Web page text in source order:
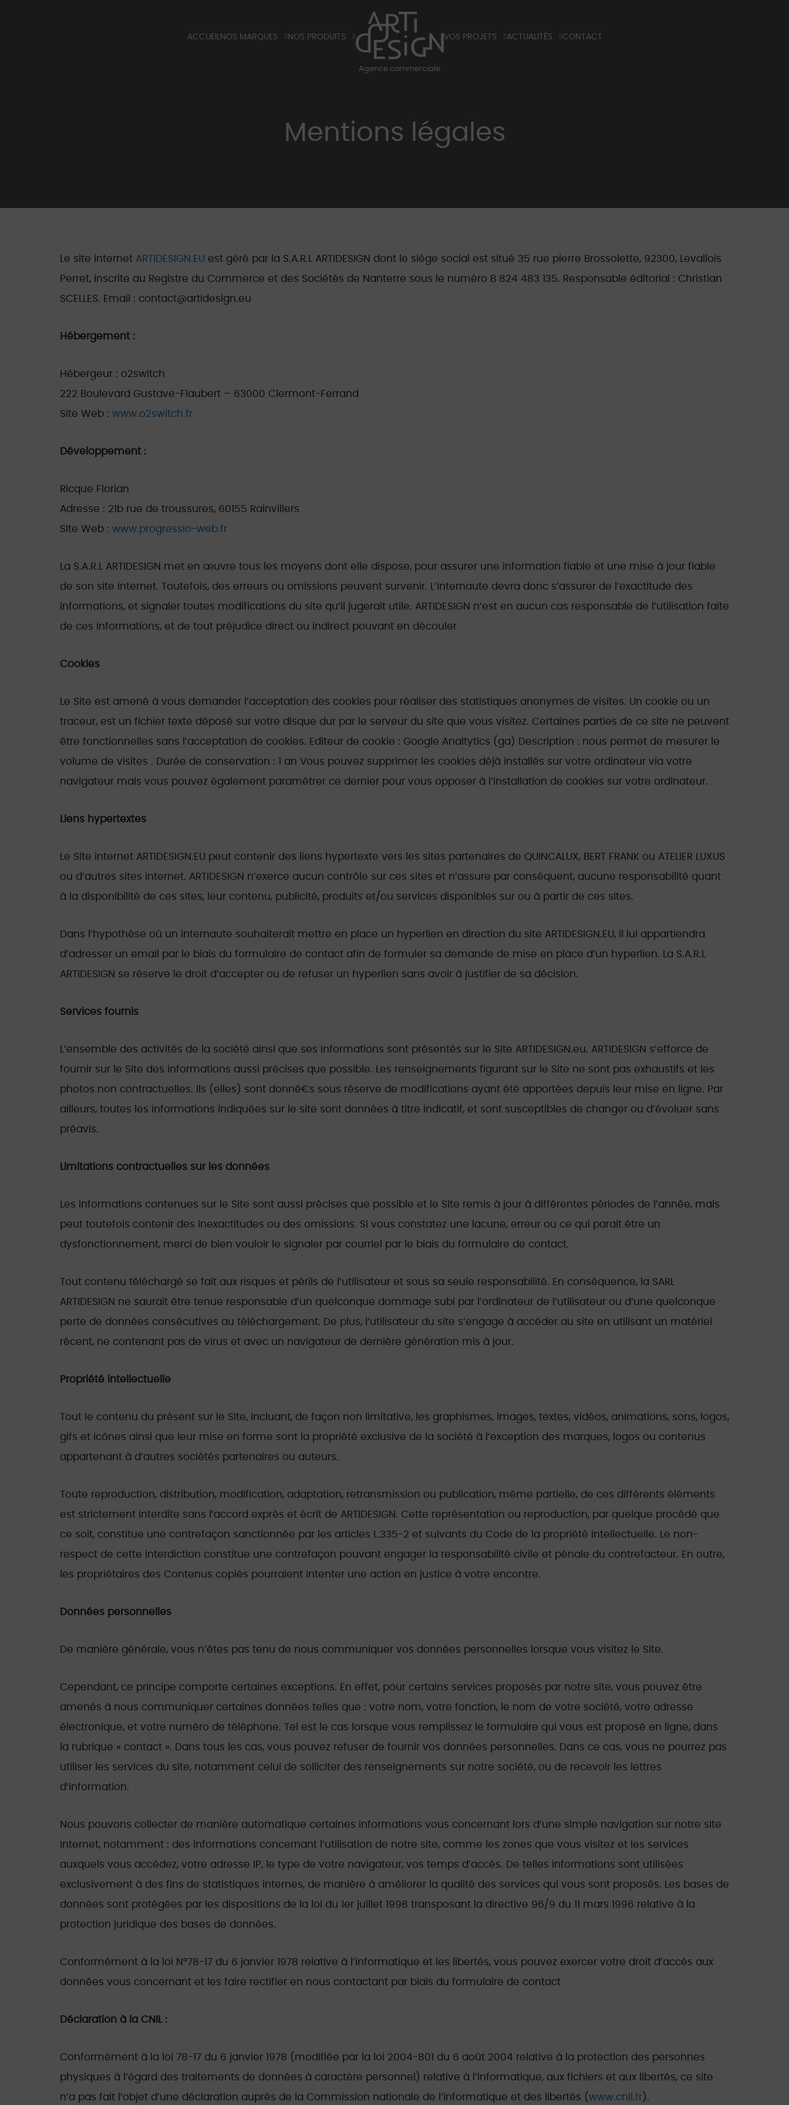
ACCUEILNOS MARQUES NOS PRODUITS
TIRANTS ET POIGNÉES DE PORTES
Agence commerciale
VOS PROJETS ACTUALITÉS CONTACT
Mentions légales
Le site internet ARTIDESIGN.EU est géré par la S.A.R.L ARTIDESIGN dont le siège social est situé 35 rue pierre Brossolette, 92300, Levallois
Perret, inscrite au Registre du Commerce et des Sociétés de Nanterre sous le numéro B 824 483 135. Responsable éditorial : Christian
SCELLES. Email : contact@artidesign.eu
Hébergement :
Hébergeur : o2switch
222 Boulevard Gustave-Flaubert – 63000 Clermont-Ferrand
Site Web : www.o2switch.fr
Développement :
Ricque Florian
Adresse : 21b rue de troussures, 60155 Rainvillers
Site Web : www.progressio-web.fr
La S.A.R.L ARTIDESIGN met en œuvre tous les moyens dont elle dispose, pour assurer une information fiable et une mise à jour fiable
de son site internet. Toutefois, des erreurs ou omissions peuvent survenir. L’internaute devra donc s’assurer de l’exactitude des
informations, et signaler toutes modifications du site qu’il jugerait utile. ARTIDESIGN n’est en aucun cas responsable de l’utilisation faite
de ces informations, et de tout préjudice direct ou indirect pouvant en découler
Cookies
Le Site est amené à vous demander l’acceptation des cookies pour réaliser des statistiques anonymes de visites. Un cookie ou un
traceur, est un fichier texte déposé sur votre disque dur par le serveur du site que vous visitez. Certaines parties de ce site ne peuvent
être fonctionnelles sans l’acceptation de cookies. Editeur de cookie : Google Analtytics (ga) Description : nous permet de mesurer le
volume de visites . Durée de conservation : 1 an Vous pouvez supprimer les cookies déjà installés sur votre ordinateur via votre
navigateur mais vous pouvez également paramétrer ce dernier pour vous opposer à l’installation de cookies sur votre ordinateur.
Liens hypertextes
Le Site internet ARTIDESIGN.EU peut contenir des liens hypertexte vers les sites partenaires de QUINCALUX, BERT FRANK ou ATELIER LUXUS
ou d’autres sites internet. ARTIDESIGN n’exerce aucun contrôle sur ces sites et n’assure par conséquent, aucune responsabilité quant
à la disponibilité de ces sites, leur contenu, publicité, produits et/ou services disponibles sur ou à partir de ces sites.
Dans l’hypothèse où un internaute souhaiterait mettre en place un hyperlien en direction du site ARTIDESIGN.EU, il lui appartiendra
d’adresser un email par le biais du formulaire de contact afin de formuler sa demande de mise en place d’un hyperlien. La S.A.R.L
ARTIDESIGN se réserve le droit d’accepter ou de refuser un hyperlien sans avoir à justifier de sa décision.
Services fournis
L’ensemble des activités de la société ainsi que ses informations sont présentés sur le Site ARTIDESIGN.eu. ARTIDESIGN s’efforce de
fournir sur le Site des informations aussi précises que possible. Les renseignements figurant sur le Site ne sont pas exhaustifs et les
photos non contractuelles. Ils (elles) sont donné€s sous réserve de modifications ayant été apportées depuis leur mise en ligne. Par
ailleurs, toutes les informations indiquées sur le site sont données à titre indicatif, et sont susceptibles de changer ou d’évoluer sans
préavis.
Limitations contractuelles sur les données
Les informations contenues sur le Site sont aussi précises que possible et le Site remis à jour à différentes périodes de l’année, mais
peut toutefois contenir des inexactitudes ou des omissions. Si vous constatez une lacune, erreur ou ce qui parait être un
dysfonctionnement, merci de bien vouloir le signaler par courriel par le biais du formulaire de contact.
Tout contenu téléchargé se fait aux risques et périls de l’utilisateur et sous sa seule responsabilité. En conséquence, la SARL
ARTIDESIGN ne saurait être tenue responsable d’un quelconque dommage subi par l’ordinateur de l’utilisateur ou d’une quelconque
perte de données consécutives au téléchargement. De plus, l’utilisateur du site s’engage à accéder au site en utilisant un matériel
récent, ne contenant pas de virus et avec un navigateur de dernière génération mis à jour.
Propriété intellectuelle
Tout le contenu du présent sur le Site, incluant, de façon non limitative, les graphismes, images, textes, vidéos, animations, sons, logos,
gifs et icônes ainsi que leur mise en forme sont la propriété exclusive de la société à l’exception des marques, logos ou contenus
appartenant à d’autres sociétés partenaires ou auteurs.
Toute reproduction, distribution, modification, adaptation, retransmission ou publication, même partielle, de ces différents éléments
est strictement interdite sans l’accord exprès et écrit de ARTIDESIGN. Cette représentation ou reproduction, par quelque procédé que
ce soit, constitue une contrefaçon sanctionnée par les articles L.335-2 et suivants du Code de la propriété intellectuelle. Le non-
respect de cette interdiction constitue une contrefaçon pouvant engager la responsabilité civile et pénale du contrefacteur. En outre,
les propriétaires des Contenus copiés pourraient intenter une action en justice à votre encontre.
Données personnelles
De manière générale, vous n’êtes pas tenu de nous communiquer vos données personnelles lorsque vous visitez le Site.
Cependant, ce principe comporte certaines exceptions. En effet, pour certains services proposés par notre site, vous pouvez être
amenés à nous communiquer certaines données telles que : votre nom, votre fonction, le nom de votre société, votre adresse
électronique, et votre numéro de téléphone. Tel est le cas lorsque vous remplissez le formulaire qui vous est proposé en ligne, dans
la rubrique « contact ». Dans tous les cas, vous pouvez refuser de fournir vos données personnelles. Dans ce cas, vous ne pourrez pas
utiliser les services du site, notamment celui de solliciter des renseignements sur notre société, ou de recevoir les lettres
d’information.
Nous pouvons collecter de manière automatique certaines informations vous concernant lors d’une simple navigation sur notre site
Internet, notamment : des informations concernant l’utilisation de notre site, comme les zones que vous visitez et les services
auxquels vous accédez, votre adresse IP, le type de votre navigateur, vos temps d’accès. De telles informations sont utilisées
exclusivement à des fins de statistiques internes, de manière à améliorer la qualité des services qui vous sont proposés. Les bases de
données sont protégées par les dispositions de la loi du 1er juillet 1998 transposant la directive 96/9 du 11 mars 1996 relative à la
protection juridique des bases de données.
Conformément à la loi N°78-17 du 6 janvier 1978 relative à l’informatique et les libertés, vous pouvez exercer votre droit d’accès aux
données vous concernant et les faire rectifier en nous contactant par biais du formulaire de contact
Déclaration à la CNIL :
Conformément à la loi 78-17 du 6 janvier 1978 (modifiée par la loi 2004-801 du 6 août 2004 relative à la protection des personnes
physiques à l’égard des traitements de données à caractère personnel) relative à l’informatique, aux fichiers et aux libertés, ce site
n’a pas fait l’objet d’une déclaration auprès de la Commission nationale de l’informatique et des libertés ( www.cnil.fr).